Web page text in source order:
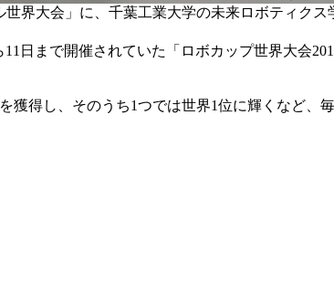
界大会」に、千葉工業大学の未来ロボティク
日まで開催されていた「ロボカップ世界大会
得し、そのうち1つでは世界1位に輝くなど、